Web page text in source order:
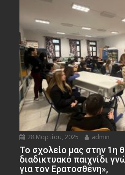
28 Μαρτίου, 2025 admin
To σχολείο μας στην 1η
διαδικτυακό παιχνίδι
για τον Ερατοσθένη»,